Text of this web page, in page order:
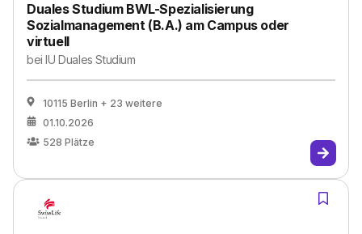
Duales Studium BWL-Spezialisierung
Sozialmanagement (B.A.) am Campus oder
virtuell
beiIU Duales Studium
10115 Berlin + 23 weitere
01.10.2026
528 Plätze